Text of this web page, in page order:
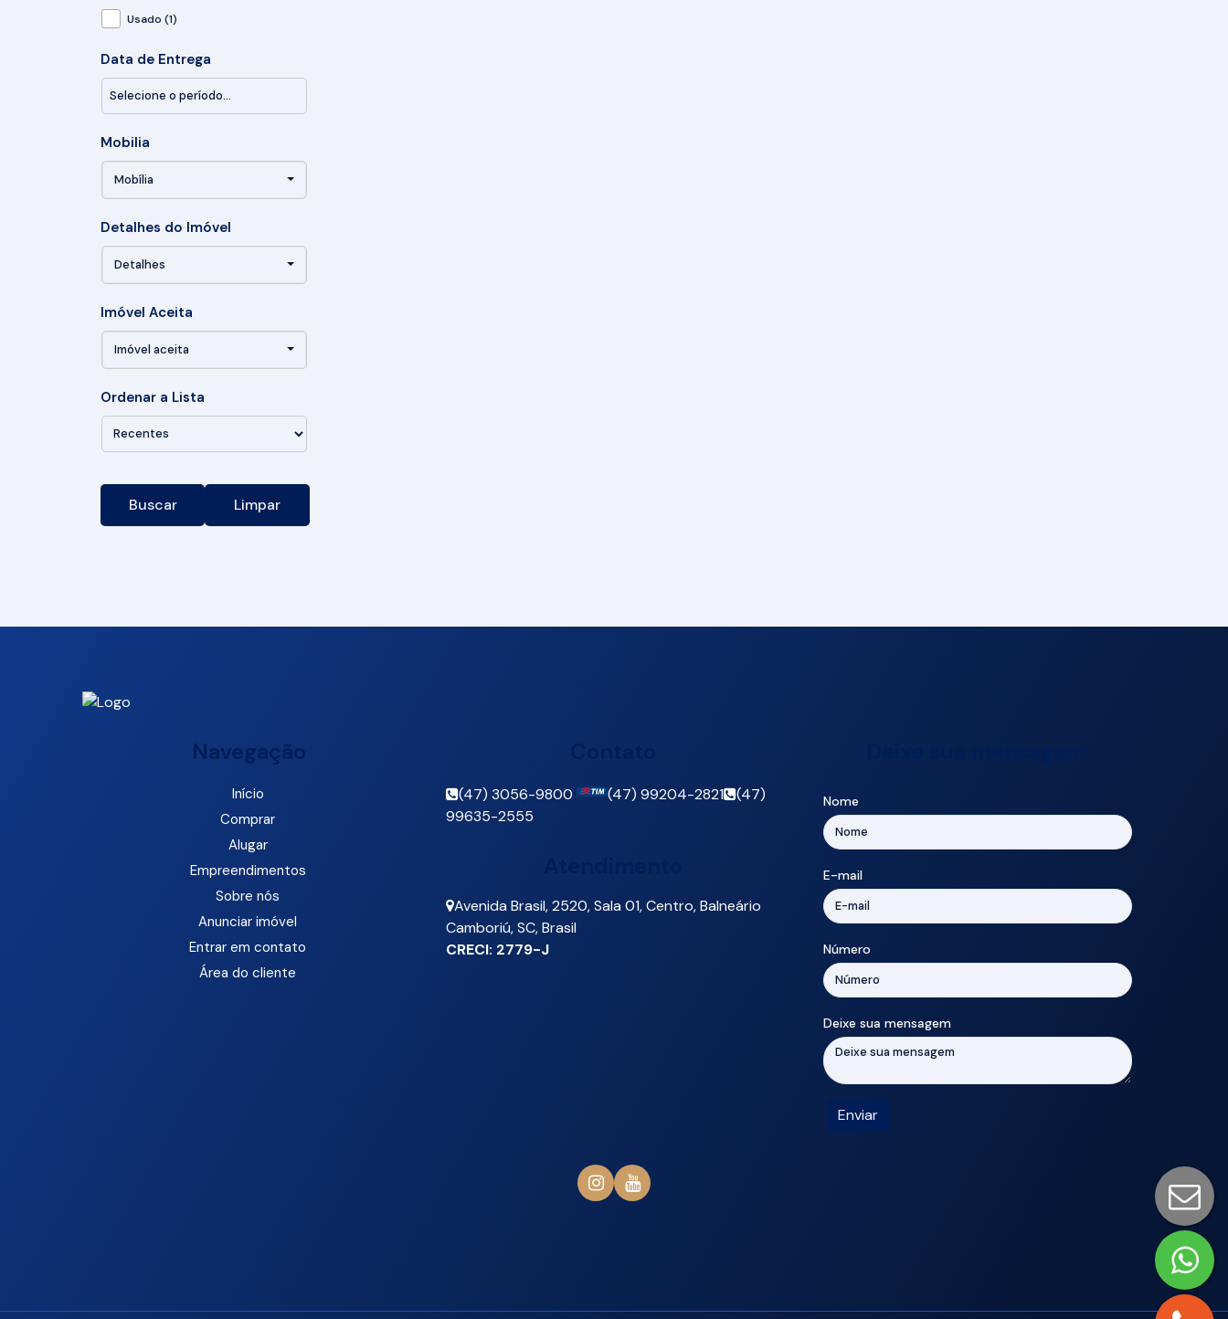
Usado (1)
Data de Entrega
Mobilia
Mobília
Detalhes do Imóvel
Detalhes
Imóvel Aceita
Imóvel aceita
Ordenar a Lista
Buscar Limpar
Navegação
Início
Comprar
Alugar
Empreendimentos
Sobre nós
Anunciar imóvel
Entrar em contato
Área do cliente
(47) 3056-9800 (47) 99204-2821
(47)
99635-2555
Avenida Brasil,2520,Sala 01,Centro,Balneário
Camboriú,SC,Brasil
CRECI: 2779-J
Nome
E-mail
Número
Deixe sua mensagem